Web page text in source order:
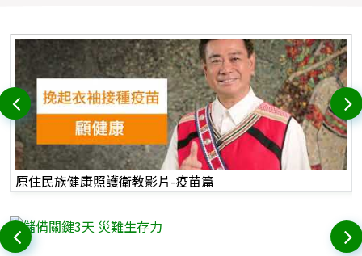
原住民族健康照護衛教影片-疫苗篇